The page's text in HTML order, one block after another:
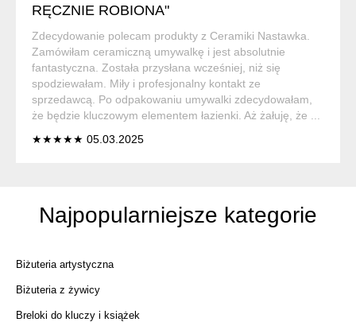
RĘCZNIE ROBIONA"
Zdecydowanie polecam produkty z Ceramiki Nastawka.
Zamówiłam ceramiczną umywalkę i jest absolutnie
fantastyczna. Została przysłana wcześniej, niż się
spodziewałam. Miły i profesjonalny kontakt ze
sprzedawcą. Po odpakowaniu umywalki zdecydowałam,
że będzie kluczowym elementem łazienki. Aż żałuję, że ...
★★★★★ 05.03.2025
Najpopularniejsze kategorie
Biżuteria artystyczna
Biżuteria z żywicy
Breloki do kluczy i książek